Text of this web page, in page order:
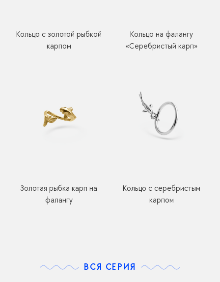
Кольцо с золотой рыбкой
карпом
Кольцо на фалангу
«Серебристый карп»
Золотая рыбка карп на
фалангу
Кольцо с серебристым
карпом
ВСЯ СЕРИЯ